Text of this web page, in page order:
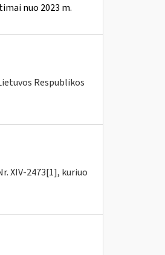
nuo 2023 m.
Respublikos
XIV-2473[1], kuriuo